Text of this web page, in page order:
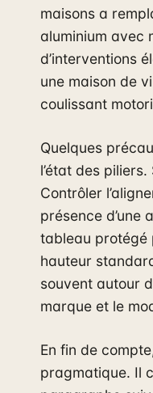
maisons a
aluminium avec
d’interventions
une maison de
coulissant
Quelques
l’état des
Contrôler
présence d’une
tableau protégé
hauteur
souvent autour
marque et le
En fin de
pragmatique. Il